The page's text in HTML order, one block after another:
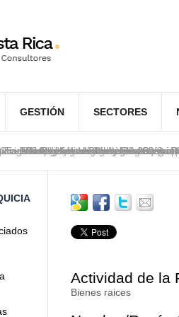
GESTIÓN SECTORES
asiática Ximi Vogue llega a Costa
Eagle inaugura su segunda franquicia
The Children’s Place inaugura su
han generado hasta 30.000
TGI Friday’s se relanza en Costa
planea abrir tres locales
estadounidense Nikky abre su
100 Montaditos se estrena en
de moda infantil Baby Fresh llega
Lizarrán llega a Costa Rica
Actividad de la
Bienes raices